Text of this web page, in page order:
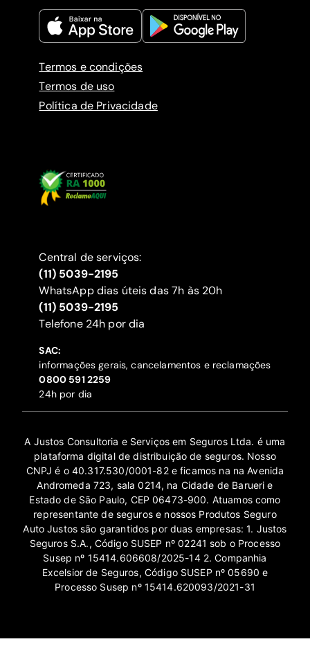
Termos e condições
Termos de uso
Política de Privacidade
Central de serviços:
(11) 5039-2195
WhatsApp dias úteis das 7h às 20h
(11) 5039-2195
‍Telefone 24h por dia
SAC:
informações gerais, cancelamentos e reclamações
‍0800 591 2259
24h por dia
A Justos Consultoria e Serviços em Seguros Ltda. é uma
plataforma digital de distribuição de seguros. Nosso
CNPJ é o 40.317.530/0001-82 e ficamos na na Avenida
Andromeda 723, sala 0214, na Cidade de Barueri e
Estado de São Paulo, CEP 06473-900. Atuamos como
representante de seguros e nossos Produtos Seguro
Auto Justos são garantidos por duas empresas: 1. Justos
Seguros S.A., Código SUSEP nº 02241 sob o Processo
Susep nº 15414.606608/2025-14 2. Companhia
Excelsior de Seguros, Código SUSEP nº 05690 e
Processo Susep nº 15414.620093/2021-31